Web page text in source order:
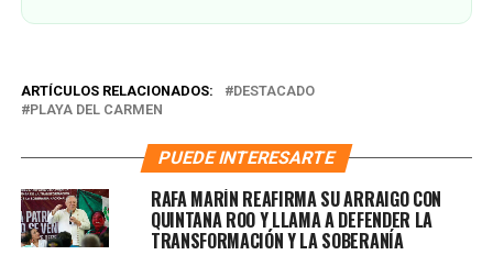
ARTÍCULOS RELACIONADOS:
DESTACADO
PLAYA DEL CARMEN
PUEDE INTERESARTE
RAFA MARÍN REAFIRMA SU ARRAIGO CON
QUINTANA ROO Y LLAMA A DEFENDER LA
TRANSFORMACIÓN Y LA SOBERANÍA